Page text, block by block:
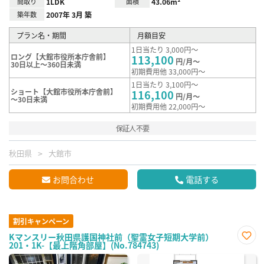
築年数 2007年 3月 築
プラン名・期間 月額目安
ロング【大館市役所本庁舎前】
30日以上～360日未満
1日当たり 3,000円～
113,100 円/月～
初期費用他 33,000円～
ショート【大館市役所本庁舎前】
～30日未満
1日当たり 3,100円～
116,100 円/月～
初期費用他 22,000円～
保証人不要
秋田県 大館市
お問合わせ 電話する
割引キャンペーン
Kマンスリー秋田県護国神社前（聖霊女子短期大学前）
201・1K-【最上階角部屋】(No.784743)
に入